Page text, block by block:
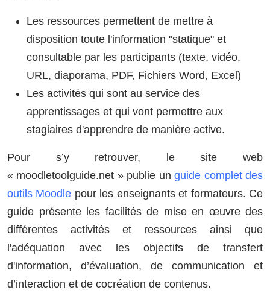
Les ressources permettent de mettre à
disposition toute l'information "statique" et
consultable par les participants (texte, vidéo,
URL, diaporama, PDF, Fichiers Word, Excel)
Les activités qui sont au service des
apprentissages et qui vont permettre aux
stagiaires d'apprendre de manière active.
Pour s’y retrouver, le site web
« moodletoolguide.net » publie unguide complet des
outils Moodle pour les enseignants et formateurs. Ce
guide présente les facilités de mise en œuvre des
différentes activités et ressources ainsi que
l'adéquation avec les objectifs de transfert
d'information, d’évaluation, de communication et
d’interaction et de cocréation de contenus.